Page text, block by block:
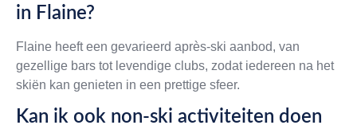
in Flaine?
Flaine heeft een gevarieerd après-ski aanbod, van
gezellige bars tot levendige clubs, zodat iedereen na het
skiën kan genieten in een prettige sfeer.
Kan ik ook non-ski activiteiten doen